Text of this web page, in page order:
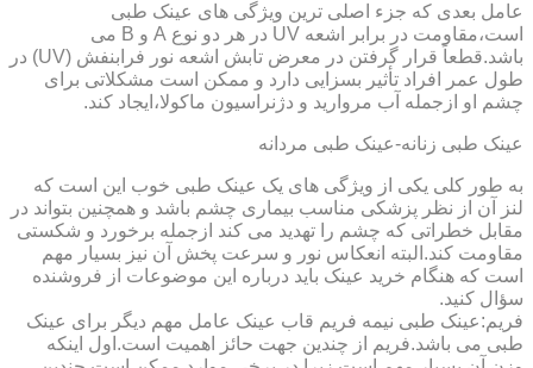
عامل بعدی که جزء اصلی ترین ویژگی های عینک طبی
است،مقاومت در برابر اشعه UV در هر دو نوع A و B می
باشد.قطعاً قرار گرفتن در معرض تابش اشعه نور فرابنفش (UV) در
طول عمر افراد تأثیر بسزایی دارد و ممکن است مشکلاتی برای
چشم او ازجمله آب مروارید و دژنراسیون ماکولا،ایجاد کند.
عینک طبی زنانه-عینک طبی مردانه
به طور کلی یکی از ویژگی های یک عینک طبی خوب این است که
لنز آن از نظر پزشکی مناسب بیماری چشم باشد و همچنین بتواند در
مقابل خطراتی که چشم را تهدید می کند ازجمله برخورد و شکستی
مقاومت کند.البته انعکاس نور و سرعت پخش آن نیز بسیار مهم
است که هنگام خرید عینک باید درباره این موضوعات از فروشنده
سؤال کنید.
فریم:عینک طبی نیمه فریم قاب عینک عامل مهم دیگر برای عینک
طبی می باشد.فریم از چندین جهت حائز اهمیت است.اول اینکه